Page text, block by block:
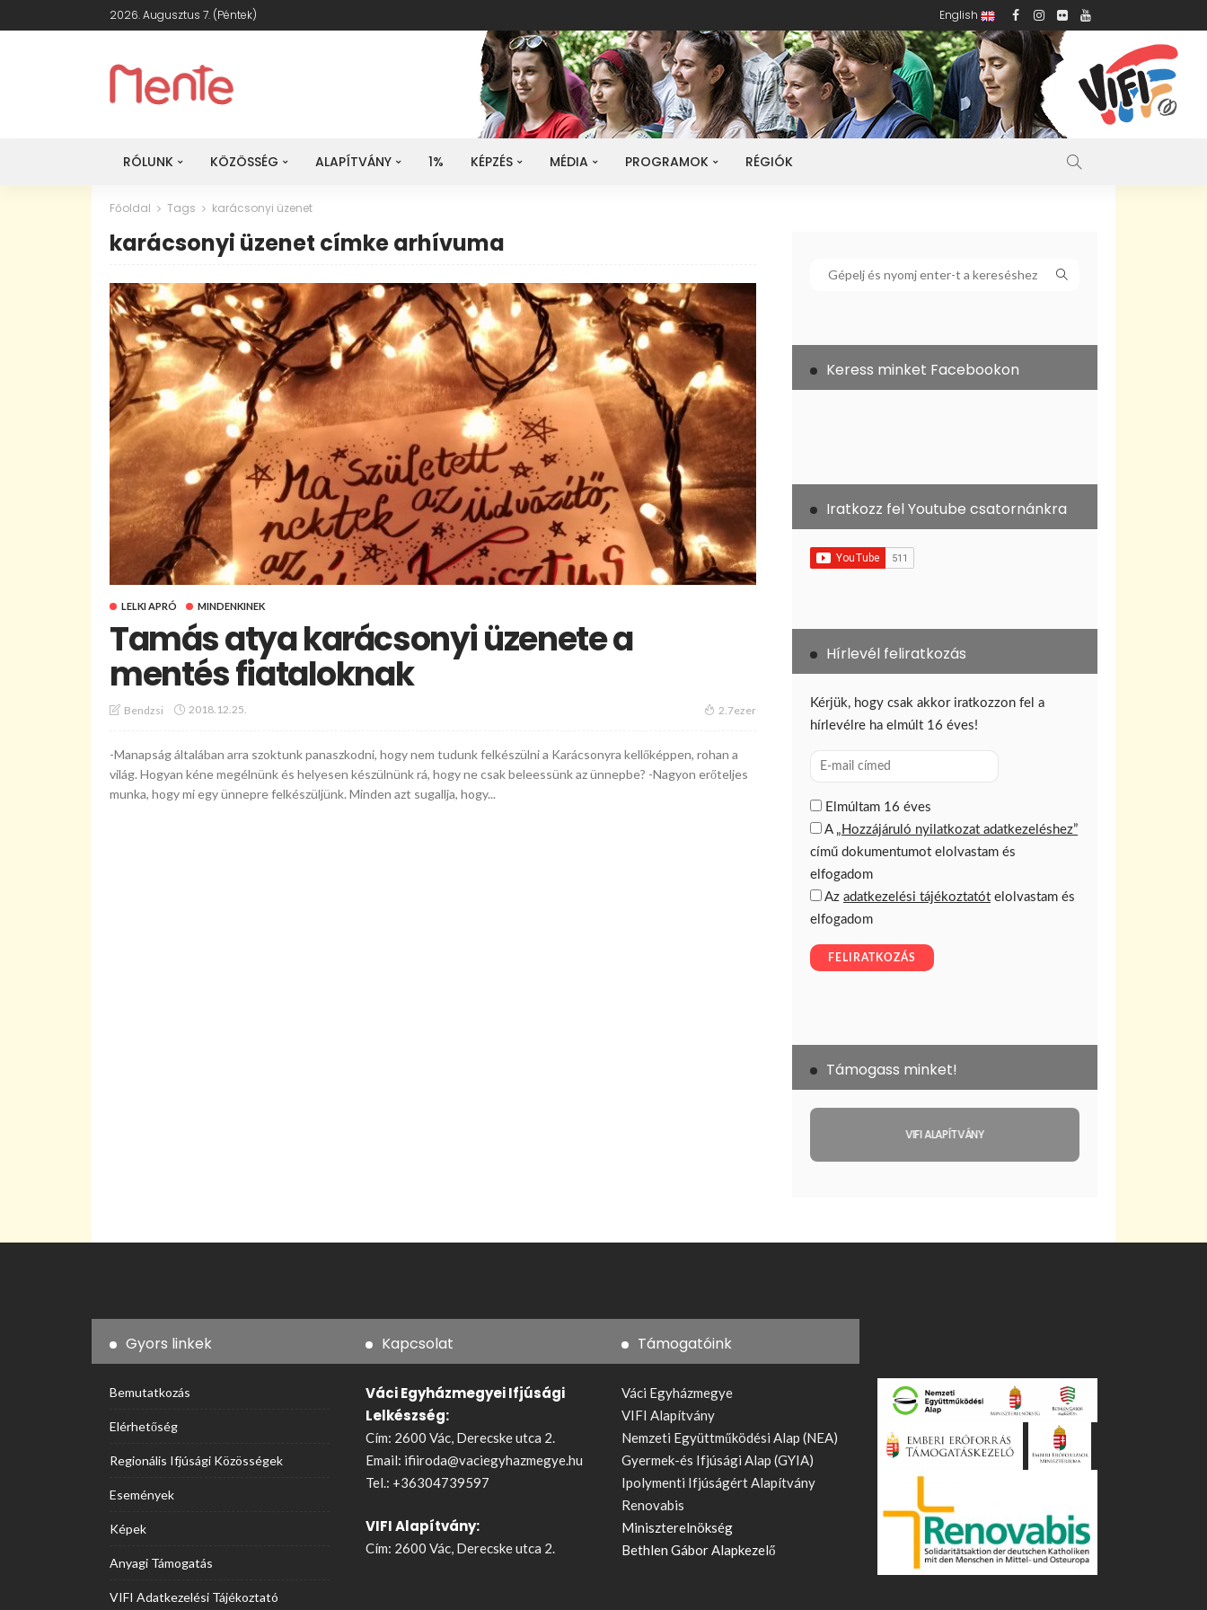
2026. Augusztus 7. (péntek) English
RÓLUNK KÖZÖSSÉG ALAPÍTVÁNY 1% KÉPZÉS MÉDIA PROGRAMOK RÉGIÓK
Főoldal Tags karácsonyi üzenet
karácsonyi üzenet címke arhívuma
LELKI APRÓ MINDENKINEK
Tamás atya karácsonyi üzenete a
mentés fiataloknak
Bendzsi 2018.12.25. 2.7ezer
-Manapság általában arra szoktunk panaszkodni, hogy nem tudunk felkészülni a Karácsonyra kellőképpen, rohan a
világ. Hogyan kéne megélnünk és helyesen készülnünk rá, hogy ne csak beleessünk az ünnepbe? -Nagyon erőteljes
munka, hogy mi egy ünnepre felkészüljünk. Minden azt sugallja, hogy...
Keress minket Facebookon
Iratkozz fel Youtube csatornánkra
Hírlevél feliratkozás
Támogass minket!
VIFI ALAPÍTVÁNY
Gyors linkek
Bemutatkozás
Elérhetőség
Regionális Ifjúsági Közösségek
Események
Képek
Anyagi Támogatás
VIFI Adatkezelési Tájékoztató
Kapcsolat
Váci Egyházmegyei Ifjúsági
Lelkészség:
Cím: 2600 Vác, Derecske utca 2.
Email: ifiiroda@vaciegyhazmegye.hu
Tel.: +36304739597
VIFI Alapítvány:
Cím: 2600 Vác, Derecske utca 2.
Támogatóink
Váci Egyházmegye
VIFI Alapítvány
Nemzeti Együttműködési Alap (NEA)
Gyermek-és Ifjúsági Alap (GYIA)
Ipolymenti Ifjúságért Alapítvány
Renovabis
Miniszterelnökség
Bethlen Gábor Alapkezelő